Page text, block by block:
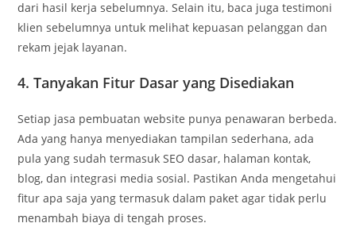
dari hasil kerja sebelumnya. Selain itu, baca juga testimoni
klien sebelumnya untuk melihat kepuasan pelanggan dan
rekam jejak layanan.
4. Tanyakan Fitur Dasar yang Disediakan
Setiap jasa pembuatan website punya penawaran berbeda.
Ada yang hanya menyediakan tampilan sederhana, ada
pula yang sudah termasuk SEO dasar, halaman kontak,
blog, dan integrasi media sosial. Pastikan Anda mengetahui
fitur apa saja yang termasuk dalam paket agar tidak perlu
menambah biaya di tengah proses.